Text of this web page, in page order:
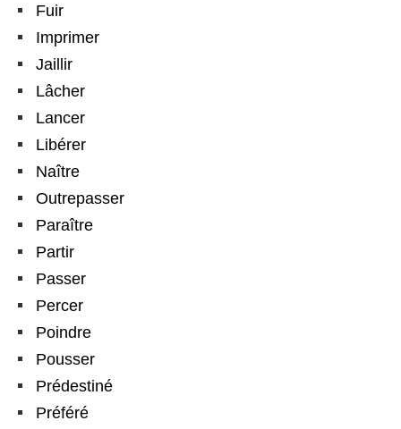
Fuir
Imprimer
Jaillir
Lâcher
Lancer
Libérer
Naître
Outrepasser
Paraître
Partir
Passer
Percer
Poindre
Pousser
Prédestiné
Préféré